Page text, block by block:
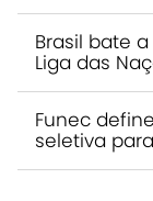
Brasil bate
Liga das
Funec
seletiva